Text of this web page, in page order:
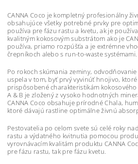
CANNA Coco je kompletný profesionálny
obsahujúce všetky potrebné prvky pre
používa pre fázu rastu a kvetu, ak je
kvalitným kokosovým substrátom ako je
používa, priamo rozpúšťa a je extrémne
črepníkoch alebo s run-to-waste systémami.
Po rokoch skúmania zeminy, odvodňovanie
uspela v tom, byť prvý vyvinúť hnojivo,
prispôsobené charakteristikám kokosového
A & B je zložený z vysoko hodnotných
CANNA Coco obsahuje prírodné Chala,
ktoré dávajú rastline optimálne živnú
Pestovatelia po celom svete sú celé roky
rastu a výdatného kvitnutia pomocou
vyrovnávacím kvalitám produktu CANNA
pre fázu rastu, tak pre fázu kvetu.